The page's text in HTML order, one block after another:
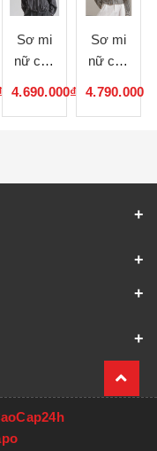
Sơ mi
nữ cao
4.690.000₫
Sơ mi
nữ cao
4.790.000₫